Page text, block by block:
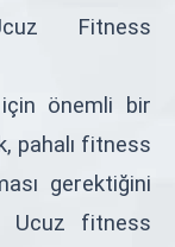
Fitness
önemli bir
pahalı fitness
gerektiğini
Ucuz fitness